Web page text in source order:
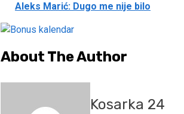
Aleks Marić: Dugo me nije bilo
About The Author
Kosarka 24